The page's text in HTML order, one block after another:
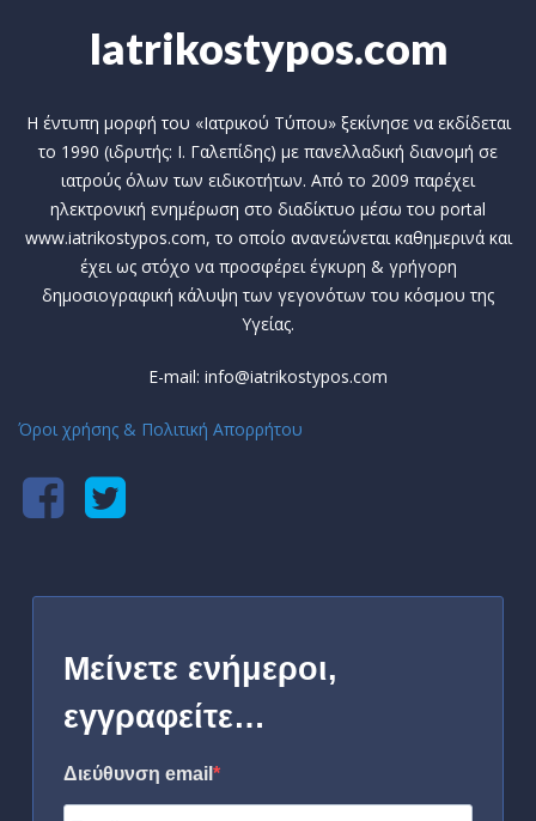
Iatrikostypos.com
Η έντυπη μορφή του «Ιατρικού Τύπου» ξεκίνησε να εκδίδεται
το 1990 (ιδρυτής: Ι. Γαλεπίδης) με πανελλαδική διανομή σε
ιατρούς όλων των ειδικοτήτων. Από το 2009 παρέχει
ηλεκτρονική ενημέρωση στο διαδίκτυο μέσω του portal
www.iatrikostypos.com, το οποίο ανανεώνεται καθημερινά και
έχει ως στόχο να προσφέρει έγκυρη & γρήγορη
δημοσιογραφική κάλυψη των γεγονότων του κόσμου της
Υγείας.
E-mail: info@iatrikostypos.com
Όροι χρήσης & Πολιτική Απορρήτου
Μείνετε ενήμεροι,
εγγραφείτε…
Διεύθυνση email